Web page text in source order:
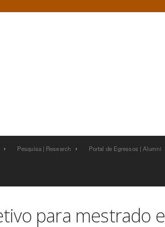
 Pesquisa | Research  Portal de Egressos | Alumni
para mestrado e